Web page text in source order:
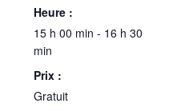
Heure :
15 h 00 min - 16 h 30
min
Prix :
Gratuit